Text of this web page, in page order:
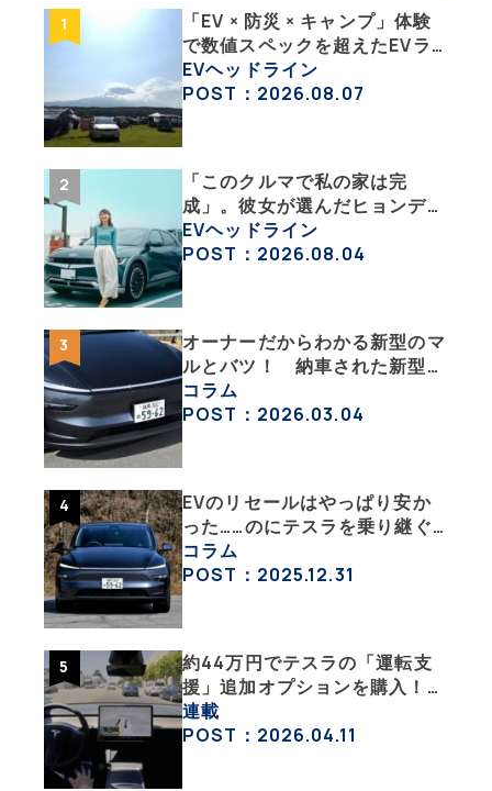
「EV × 防災 × キャンプ」体験
で数値スペックを超えたEVラ
イフの豊かさを実感【 EV
SUMMER CAMP 2026 】
EVヘッドライン
POST：2026.08.07
「このクルマで私の家は完
成」。彼女が選んだヒョンデ
「IONIQ 5」の「エネルギーハ
ック」な生活【ななみんEVレ
EVヘッドライン
POST：2026.08.04
オーナーだからわかる新型のマ
ルとバツ！ 納車された新型を
旧型モデルＹと細部まで比べて
みた【テスラ沼にはまった大学
コラム
POST：2026.03.04
EVのリセールはやっぱり安か
った……のにテスラを乗り継ぐ
ってどういうこと？ 【テスラ
沼にはまった大学教授のEV生
コラム
POST：2025.12.31
約44万円でテスラの「運転支
援」追加オプションを購入！
果たして価格以上の効果はあっ
たのか？【テスラ沼にはまった
連載
POST：2026.04.11